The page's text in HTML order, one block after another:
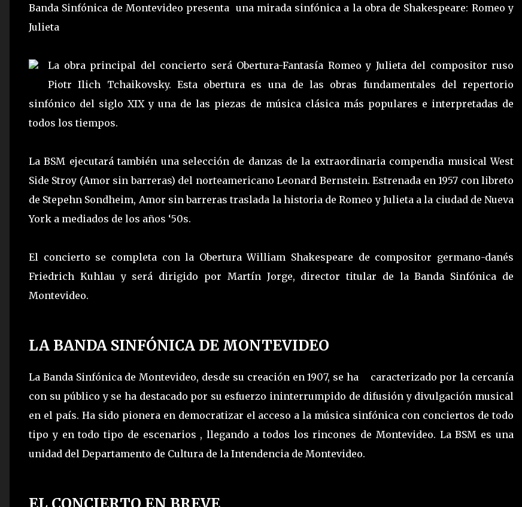
Banda Sinfónica de Montevideo presenta una mirada sinfónica a la obra de Shakespeare: Romeo y
Julieta
La obra principal del concierto será Obertura-Fantasía Romeo y Julieta del compositor ruso
Piotr Ilich Tchaikovsky. Esta obertura es una de las obras fundamentales del repertorio
sinfónico del siglo XIX y una de las piezas de música clásica más populares e interpretadas de
todos los tiempos.
La BSM ejecutará también una selección de danzas de la extraordinaria compendia musical West
Side Stroy (Amor sin barreras) del norteamericano Leonard Bernstein. Estrenada en 1957 con libreto
de Stepehn Sondheim, Amor sin barreras traslada la historia de Romeo y Julieta a la ciudad de Nueva
York a mediados de los años ‘50s.
El concierto se completa con la Obertura William Shakespeare de compositor germano-danés
Friedrich Kuhlau y será dirigido por Martín Jorge, director titular de la Banda Sinfónica de
Montevideo.
LA BANDA SINFÓNICA DE MONTEVIDEO
La Banda Sinfónica de Montevideo, desde su creación en 1907, se ha caracterizado por la cercanía
con su público y se ha destacado por su esfuerzo ininterrumpido de difusión y divulgación musical
en el país. Ha sido pionera en democratizar el acceso a la música sinfónica con conciertos de todo
tipo y en todo tipo de escenarios , llegando a todos los rincones de Montevideo. La BSM es una
unidad del Departamento de Cultura de la Intendencia de Montevideo.